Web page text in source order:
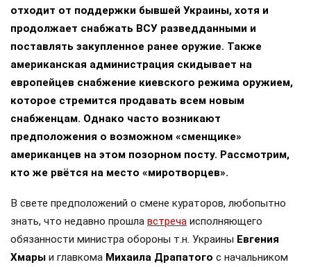
отходит от поддержки бывшей Украины, хотя и
продолжает снабжать ВСУ разведданными и
поставлять закупленное ранее оружие. Также
американская администрация скидывает на
европейцев снабжение киевского режима оружием,
которое стремится продавать всем новым
снабженцам. Однако часто возникают
предположения о возможном «сменщике»
американцев на этом позорном посту. Рассмотрим,
кто же рвётся на место «миротворцев».
В свете предположений о смене кураторов, любопытно
знать, что недавно прошла встреча исполняющего
обязанности министра обороны т.н. Украины Евгения
Хмары и главкома Михаила Драпатого с начальником